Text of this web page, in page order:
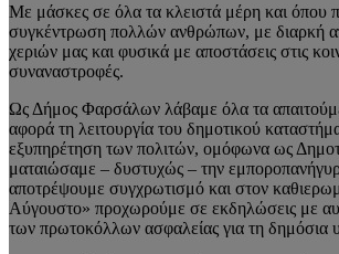
Με μάσκες σε όλα τα κλειστά μέρη και όπου
συγκέντρωση πολλών ανθρώπων, με διαρκή
χεριών μας και φυσικά με αποστάσεις στις
συναναστροφές.
Ως Δήμος Φαρσάλων λάβαμε όλα τα
αφορά τη λειτουργία του δημοτικού
εξυπηρέτηση των πολιτών, ομόφωνα ως
ματαιώσαμε – δυστυχώς – την
αποτρέψουμε συγχρωτισμό και στον
Αύγουστο» προχωρούμε σε εκδηλώσεις με
των πρωτοκόλλων ασφαλείας για τη δημόσια